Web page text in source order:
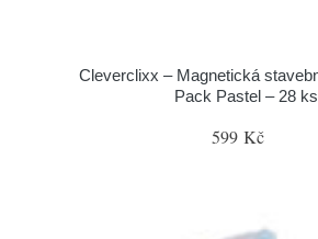
Cleverclixx – Magnetická
Pack Pastel – 28 ks
599 Kč